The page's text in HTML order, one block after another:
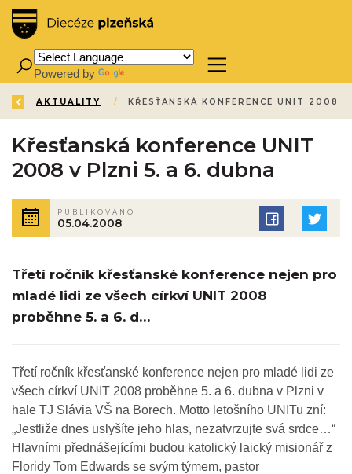
Powered by
ZPĚT
ÚVOD /
AKTUALITY /
Křesťanská konference UNIT
2008 v Plzni 5. a 6. dubna
PUBLIKOVÁNO
05.04.2008
Třetí ročník křesťanské konference nejen pro
mladé lidi ze všech církví UNIT 2008
proběhne 5. a 6. d…
Třetí ročník křesťanské konference nejen pro mladé lidi ze
všech církví UNIT 2008 proběhne 5. a 6. dubna v Plzni v
hale TJ Slávia VŠ na Borech. Motto letošního UNITu zní:
„Jestliže dnes uslyšíte jeho hlas, nezatvrzujte svá srdce…“
Hlavními přednášejícími budou katolický laický misionář z
Floridy Tom Edwards se svým týmem, pastor